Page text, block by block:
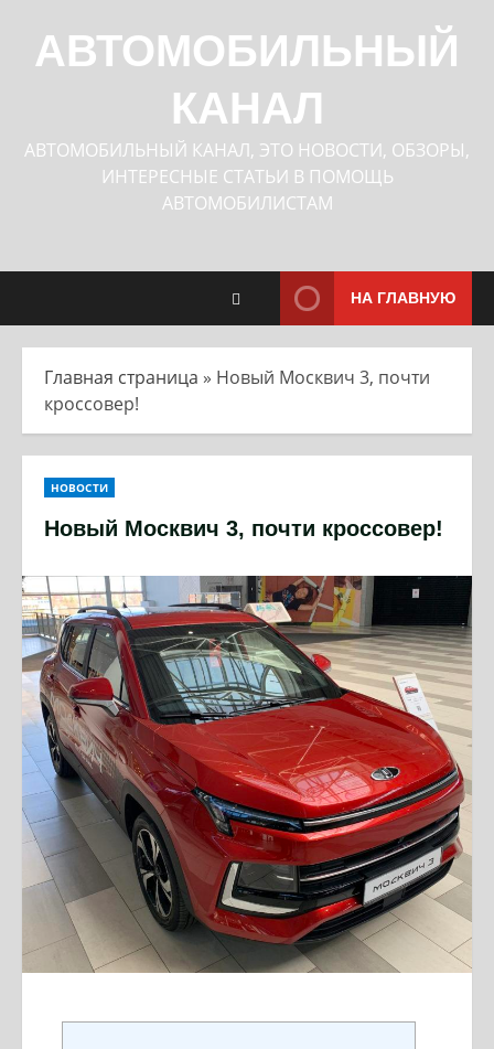
содержимому
АВТОМОБИЛЬНЫЙ
КАНАЛ
АВТОМОБИЛЬНЫЙ КАНАЛ, ЭТО НОВОСТИ, ОБЗОРЫ,
ИНТЕРЕСНЫЕ СТАТЬИ В ПОМОЩЬ
АВТОМОБИЛИСТАМ
НА ГЛАВНУЮ
Главная страница » Новый Москвич 3, почти
кроссовер!
НОВОСТИ
Новый Москвич 3, почти кроссовер!